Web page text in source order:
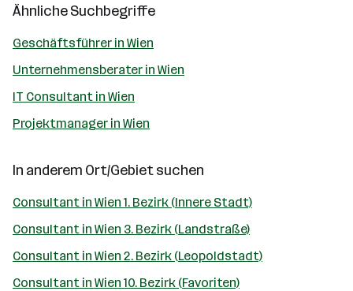
Ähnliche Suchbegriffe
Geschäftsführer in Wien
Unternehmensberater in Wien
IT Consultant in Wien
Projektmanager in Wien
In anderem Ort/Gebiet suchen
Consultant in Wien 1. Bezirk (Innere Stadt)
Consultant in Wien 3. Bezirk (Landstraße)
Consultant in Wien 2. Bezirk (Leopoldstadt)
Consultant in Wien 10. Bezirk (Favoriten)